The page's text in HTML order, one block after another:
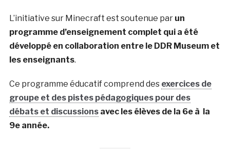
L’initiative sur Minecraft est soutenue par un
programme d’enseignement complet qui a été
développé en collaboration entre le DDR Museum et
les enseignants.
Ce programme éducatif comprend des exercices de
groupe et des pistes pédagogiques pour des
débats et discussionsavec les élèves de la 6e à la
9e année.